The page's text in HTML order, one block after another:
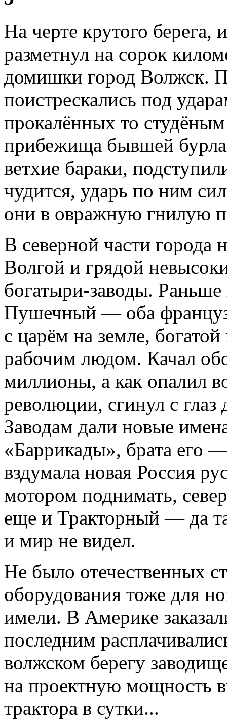
На черте крутого берега,
разметнул на сорок
домишки город Волжск.
поистрескались под
прокалённых то
прибежища бывшей
ветхие бараки,
чудится, ударь по ним
они в овражную гнилую
В северной части
Волгой и грядой
богатыри-заводы.
Пушечный — оба
с царём на земле,
рабочим людом. Качал
миллионы, а как опалил
революции, сгинул с
Заводам дали новые
«Баррикады», брата его
вздумала новая Россия
мотором поднимать,
еще и Тракторный — да
и мир не видел.
Не было отечественных
оборудования тоже для
имели. В Америке
последним
волжском берегу
на проектную мощность
трактора в сутки...